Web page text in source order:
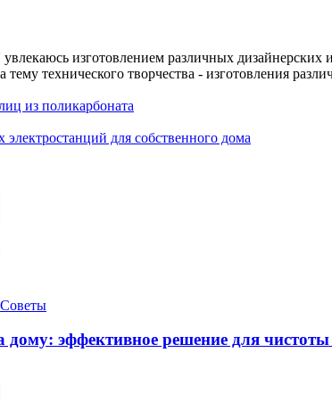
изготовлением различных
тему технического творчества - изготовления
из поликарбоната
для собственного дома
Советы
эффективное решение для